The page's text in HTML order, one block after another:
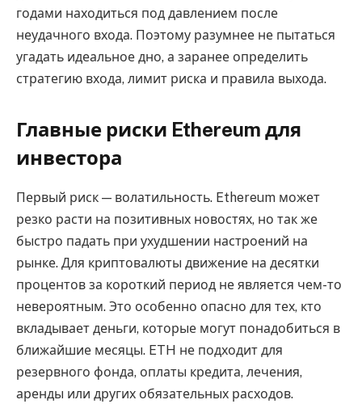
годами находиться под давлением после
неудачного входа. Поэтому разумнее не пытаться
угадать идеальное дно, а заранее определить
стратегию входа, лимит риска и правила выхода.
Главные риски Ethereum для
инвестора
Первый риск — волатильность. Ethereum может
резко расти на позитивных новостях, но так же
быстро падать при ухудшении настроений на
рынке. Для криптовалюты движение на десятки
процентов за короткий период не является чем-то
невероятным. Это особенно опасно для тех, кто
вкладывает деньги, которые могут понадобиться в
ближайшие месяцы. ETH не подходит для
резервного фонда, оплаты кредита, лечения,
аренды или других обязательных расходов.